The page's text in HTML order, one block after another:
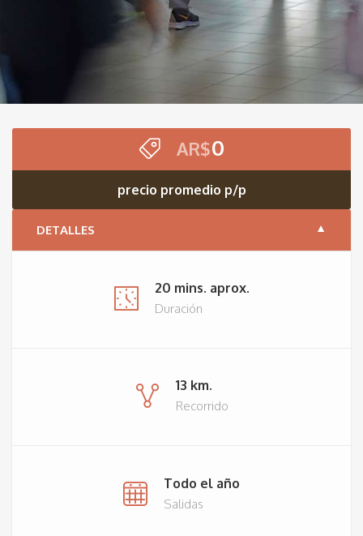
AR$0
precio promedio p/p
DETALLES
20 mins. aprox.
Duración
13 km.
Recorrido
Todo el año
Salidas